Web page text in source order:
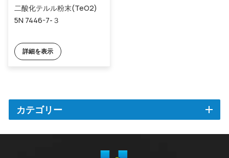
二酸化テルル粉末(TeO2)
5N 7446-7-３
詳細を表示
カテゴリー